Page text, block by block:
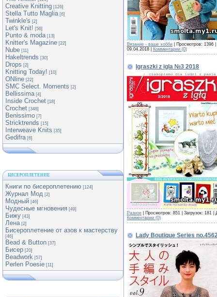
Creative Knitting [126]
Stella Tutto Maglia [6]
Twinkle's [2]
Let's Knit! [56]
Punto & moda [13]
Knitter's Magazine [22]
Nube [11]
Hakeltrends [30]
Drops [2]
Knitting Today! [10]
ONline [22]
SMC Select. Moments [2]
Bellissima [4]
Inside Crochet [18]
Crochet [348]
Benissimo [7]
Stricktrends [15]
Interweave Knits [35]
Gedifra [6]
БИСЕРОПЛЕТЕНИЕ
Книги по бисероплетению [124]
Журнал Мод [2]
Модный [46]
Чудесные мгновения [49]
Бижу [43]
Лена [2]
Бисероплетение от азов к мастерству
[46]
Bead & Button [37]
Бисер [20]
Beadwork [57]
Perlen Poesie [11]
Вязание - ваше хобби | Просмотров: 1396
09.04.2018
Комментарии (0)
Igraszki z igla №3 2018
Разное | Просмотров: 851 | Загрузок: 181
Комментарии (0)
Lady Boutique Series